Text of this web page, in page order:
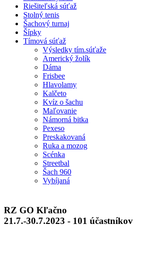
Riešiteľská súťaž
Stolný tenis
Šachový turnaj
Šípky
Tímová súťaž
Výsledky tím.súťaže
Americký žolík
Dáma
Frisbee
Hlavolamy
Kalčeto
Kvíz o šachu
Maľovanie
Námorná bitka
Pexeso
Preskakovaná
Ruka a mozog
Scénka
Streetbal
Šach 960
Vybíjaná
RZ GO Kľačno
21.7.-30.7.2023 - 101 účastníkov